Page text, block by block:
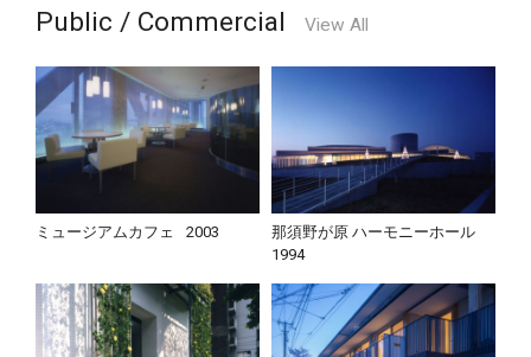
Public / Commercial View All
ミュージアムカフェ 2003
那須野が原 ハーモニーホール
1994